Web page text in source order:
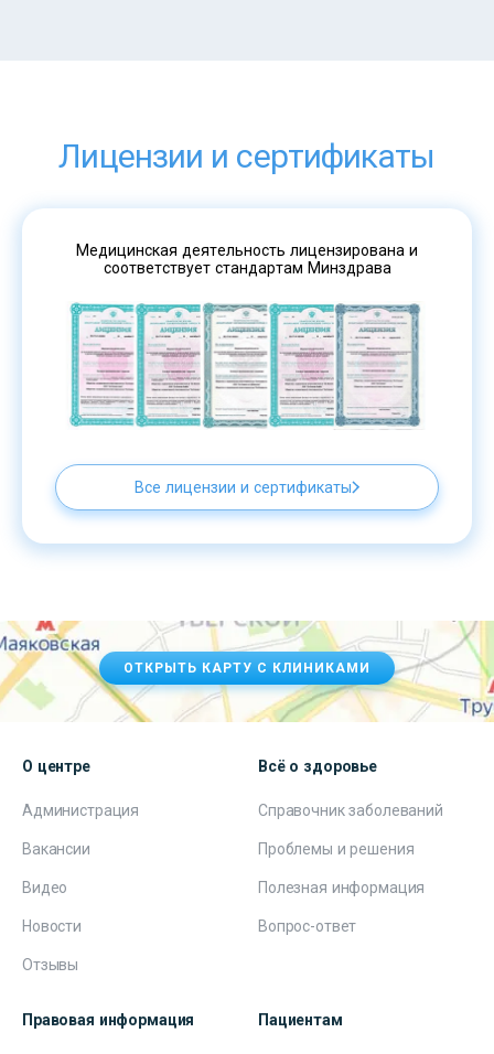
Лицензии и сертификаты
Медицинская деятельность лицензирована и
соответствует стандартам Минздрава
Все лицензии и сертификаты
ОТКРЫТЬ КАРТУ С КЛИНИКАМИ
О центре
Администрация
Вакансии
Видео
Новости
Отзывы
Всё о здоровье
Справочник заболеваний
Проблемы и решения
Полезная информация
Вопрос-ответ
Правовая информация Пациентам